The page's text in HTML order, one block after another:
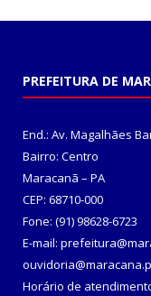
PREFEITURA DE
End.: Av. Magalhães
Bairro: Centro
Maracanã – PA
CEP: 68710-000
Fone: (91) 98628-6723
E-mail:
Horário de